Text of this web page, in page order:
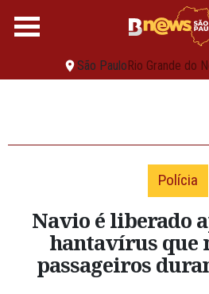
São PauloRio Grande do
Polícia
Navio é liberado
hantavírus que
passageiros